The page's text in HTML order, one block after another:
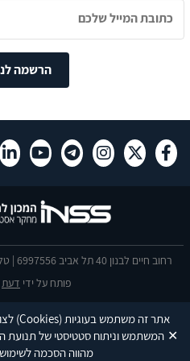
אתר זה משתמש בעוגיות(Cookies)
המשתמש וניתוח סטטיסטי של תנועת
מהווה הסכמה לשימוש
✕
הרשמה
רחוב חיים לבנון 40 תל אביב 6997556 | טל 03-640-0400 | פקס 03-774-7590 |
פותח על ידי דעת
and the Google Privacy Policyand